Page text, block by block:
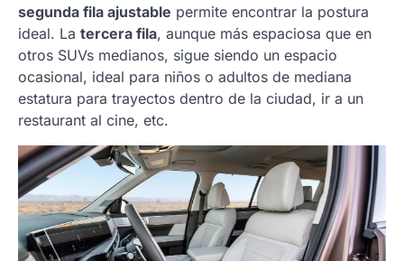
segunda fila ajustable permite encontrar la postura
ideal. La tercera fila, aunque más espaciosa que en
otros SUVs medianos, sigue siendo un espacio
ocasional, ideal para niños o adultos de mediana
estatura para trayectos dentro de la ciudad, ir a un
restaurant al cine, etc.